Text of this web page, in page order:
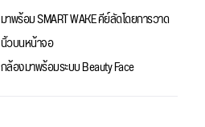
มาพร้อม SMART WAKE คีย์ลัดโดยการวาด
นิ้วบนหน้าจอ
กล้องมาพร้อมระบบ Beauty Face